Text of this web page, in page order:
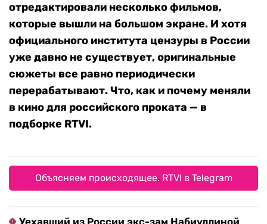
отредактировали несколько фильмов,
которые вышли на большом экране. И хотя
официального института цензуры в России
уже давно не существует, оригинальные
сюжеты все равно периодически
перерабатывают. Что, как и почему меняли
в кино для российского проката — в
подборке RTVI.
Объясняем происходящее. RTVI в Telegram